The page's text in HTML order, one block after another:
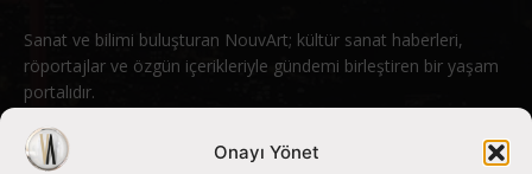
Onayı Yönet
Sanat ve bilimi buluşturan NouvArt; kültür sanat haberleri,
röportajlar ve özgün içerikleriyle gündemi birleştiren bir yaşam
portalıdır.
Bizimle iletişime geçin: info@nouvart.net